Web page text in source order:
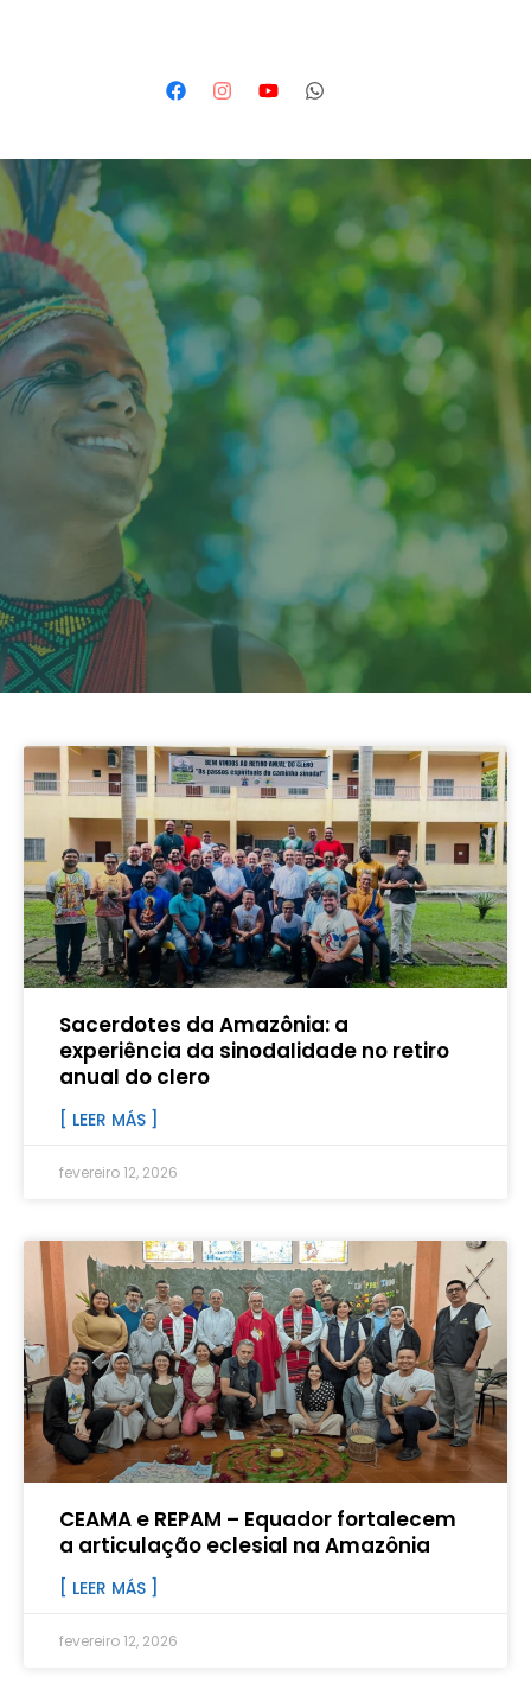
Sacerdotes da Amazônia: a
experiência da sinodalidade no retiro
anual do clero
[ LEER MÁS ]
fevereiro 12, 2026
CEAMA e REPAM – Equador fortalecem
a articulação eclesial na Amazônia
[ LEER MÁS ]
fevereiro 12, 2026